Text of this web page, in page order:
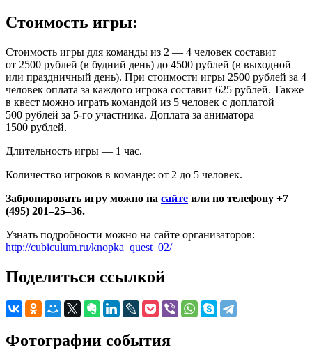
Стоимость игры:
Стоимость игры для команды из 2 — 4 человек составит
от 2500 рублей (в будний день) до 4500 рублей (в выходной
или праздничный день). При стоимости игры 2500 рублей за 4
человек оплата за каждого игрока составит 625 рублей. Также
в квест можно играть командой из 5 человек с доплатой
500 рублей за 5-го участника. Доплата за аниматора
1500 рублей.
Длительность игры — 1 час.
Количество игроков в команде: от 2 до 5 человек.
Забронировать игру можно на сайте или по телефону +7
(495) 201–25–36.
Узнать подробности можно на сайте организаторов:
http://cubiculum.ru/knopka_quest_02/
Поделиться ссылкой
Фотографии события